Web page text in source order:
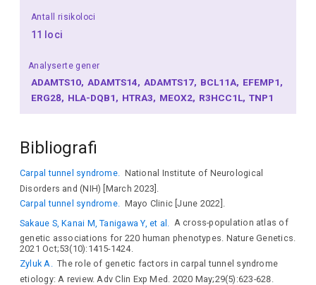
Antall risikoloci
11 loci
Analyserte gener
ADAMTS10 ADAMTS14 ADAMTS17 BCL11A EFEMP1
ERG28 HLA-DQB1 HTRA3 MEOX2 R3HCC1L TNP1
Bibliografi
Carpal tunnel syndrome. National Institute of Neurological
Disorders and (NIH) [March 2023].
Carpal tunnel syndrome. Mayo Clinic [June 2022].
Sakaue S, Kanai M, Tanigawa Y, et al.
A cross-population atlas of
genetic associations for 220 human phenotypes. Nature Genetics.
2021 Oct;53(10):1415-1424.
Zyluk A. The role of genetic factors in carpal tunnel syndrome
etiology: A review. Adv Clin Exp Med. 2020 May;29(5):623-628.